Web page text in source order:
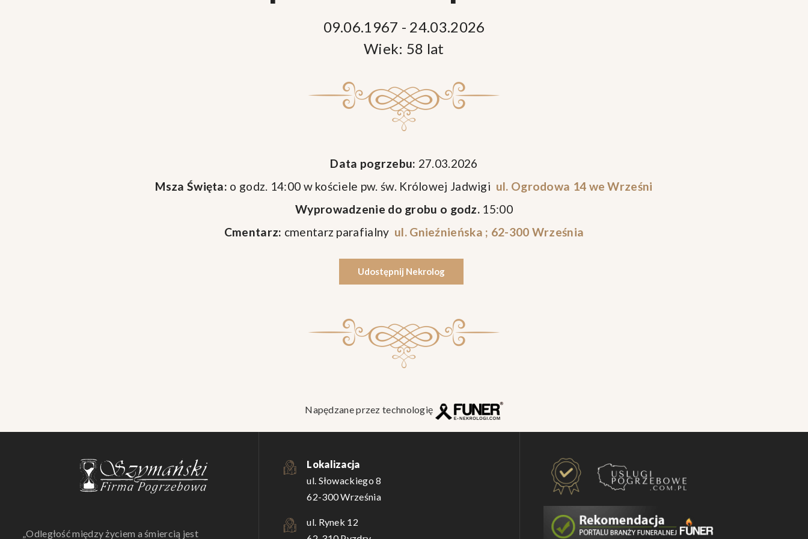
09.06.1967 - 24.03.2026
Wiek: 58 lat
Data pogrzebu: 27.03.2026
Msza Święta: o godz. 14:00 w kościele pw. św. Królowej Jadwigi ul. Ogrodowa 14 we Wrześni
Wyprowadzenie do grobu o godz. 15:00
Cmentarz: cmentarz parafialny ul. Gnieźnieńska ; 62-300 Września
Udostępnij Nekrolog
Napędzane przez technologię
„Odległość między życiem a śmiercią jest
Lokalizacja
ul. Słowackiego 8
62-300 Września
ul. Rynek 12